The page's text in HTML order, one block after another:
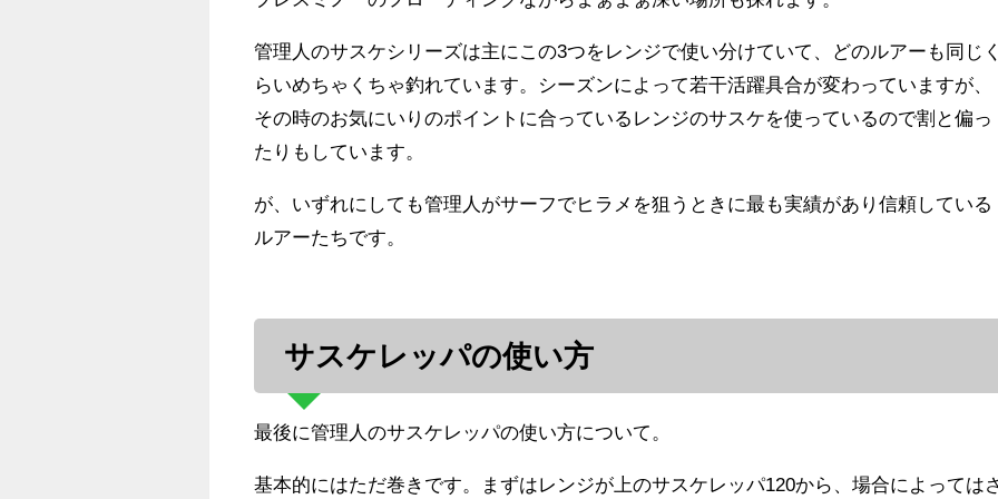
管理人のサスケシリーズは主にこの3つをレンジで使い分けていて、どのルアーも同じ
らいめちゃくちゃ釣れています。シーズンによって若干活躍具合が変わっていますが、
その時のお気にいりのポイントに合っているレンジのサスケを使っているので割と偏っ
たりもしています。
が、いずれにしても管理人がサーフでヒラメを狙うときに最も実績があり信頼している
ルアーたちです。
サスケレッパの使い方
最後に管理人のサスケレッパの使い方について。
基本的にはただ巻きです。まずはレンジが上のサスケレッパ120から、場合によっては